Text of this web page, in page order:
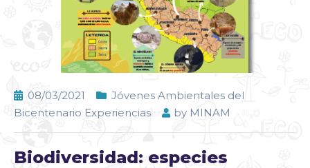
08/03/2021
Jóvenes Ambientales del
Bicentenario Experiencias
by MINAM
Biodiversidad: especies